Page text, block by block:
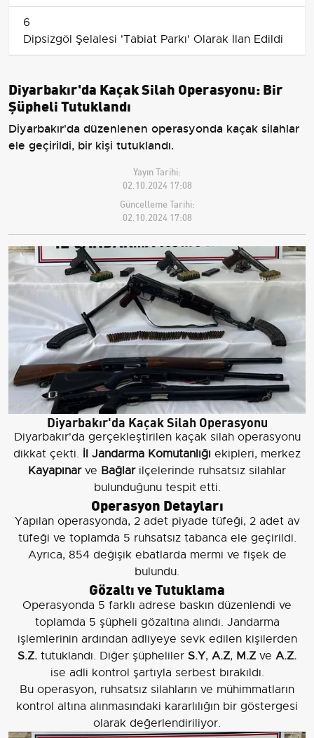
Vurguladı
6
Dipsizgöl Şelalesi 'Tabiat Parkı' Olarak İlan Edildi
Diyarbakır'da Kaçak Silah Operasyonu: Bir
Şüpheli Tutuklandı
Diyarbakır'da düzenlenen operasyonda kaçak silahlar
ele geçirildi, bir kişi tutuklandı.
Yayın Tarihi:
02.10.2024 17:08
Güncelleme Tarihi:
02.10.2024 17:08
Diyarbakır'da Kaçak Silah Operasyonu
Diyarbakır'da gerçekleştirilen kaçak silah operasyonu
dikkat çekti. İl Jandarma Komutanlığı ekipleri, merkez
Kayapınarve Bağlarilçelerinde ruhsatsız silahlar
bulunduğunu tespit etti.
Operasyon Detayları
Yapılan operasyonda, 2 adet piyade tüfeği, 2 adet av
tüfeği ve toplamda 5 ruhsatsız tabanca ele geçirildi.
Ayrıca, 854 değişik ebatlarda mermi ve fişek de
bulundu.
Gözaltı ve Tutuklama
Operasyonda 5 farklı adrese baskın düzenlendi ve
toplamda 5 şüpheli gözaltına alındı. Jandarma
işlemlerinin ardından adliyeye sevk edilen kişilerden
S.Z. tutuklandı. Diğer şüpheliler S.Y, A.Z, M.Z ve A.Z.
ise adli kontrol şartıyla serbest bırakıldı.
Bu operasyon, ruhsatsız silahların ve mühimmatların
kontrol altına alınmasındaki kararlılığın bir göstergesi
olarak değerlendiriliyor.